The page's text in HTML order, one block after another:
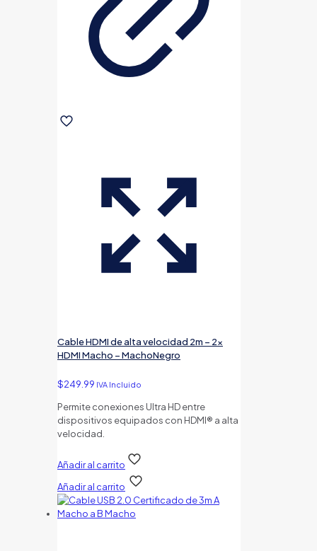
Cable HDMI de alta velocidad 2m – 2x
HDMI Macho – MachoNegro
$249.99 IVA Incluido
Permite conexiones Ultra HD entre
dispositivos equipados con HDMI® a alta
velocidad.
Añadir al carrito
Añadir al carrito